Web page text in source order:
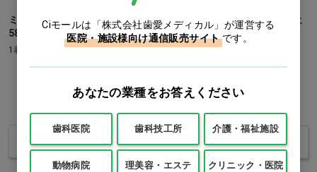
ミッフィーエプロンA MFE-
5800 ブルー…他
1着
バリエーションを見る
ローラアシュレイ 刺繍ロゴエ
プロン ラベンダー…他
バリエーションを見る
Ciモールは「株式会社歯愛メディカル」が運営する
医院・施設様向け通信販売サイト です。
あなたの業種をお答えください
歯科医院 歯科技工所 介護・福祉施設
動物病院 理美容・エステ クリニック・医院